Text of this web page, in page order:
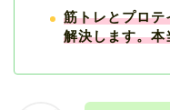
筋トレとプロ
解決します。本